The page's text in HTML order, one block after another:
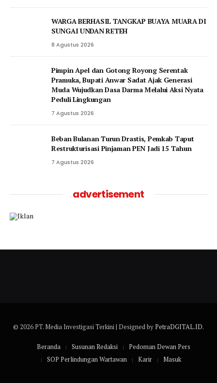
WARGA BERHASIL TANGKAP BUAYA MUARA DI
SUNGAI UNDAN RETEH
8 Agustus 2026
Pimpin Apel dan Gotong Royong Serentak
Pramuka, Bupati Anwar Sadat Ajak Generasi
Muda Wujudkan Dasa Darma Melalui Aksi Nyata
Peduli Lingkungan
7 Agustus 2026
Beban Bulanan Turun Drastis, Pemkab Taput
Restrukturisasi Pinjaman PEN Jadi 15 Tahun‎
7 Agustus 2026
advertisement
© 2026 PT. Media Investigasi Terkini | Designed byPetraDGITAL.ID.
Beranda Susunan Redaksi
Pedoman Dewan Pers
SOP Perlindungan Wartawan
Karir Masuk